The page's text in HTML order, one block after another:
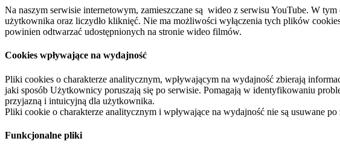
Na naszym serwisie internetowym, zamieszczane są wideo z serwisu YouTube. W
użytkownika oraz liczydło kliknięć. Nie ma możliwości wyłączenia tych plików
powinien odtwarzać udostępnionych na stronie wideo filmów.
Cookies wpływające na wydajność
Pliki cookies o charakterze analitycznym, wpływającym na wydajność zbierają
jaki sposób Użytkownicy poruszają się po serwisie. Pomagają w identyfikowaniu
przyjazną i intuicyjną dla użytkownika.
Pliki cookie o charakterze analitycznym i wpływające na wydajność nie są usuwane
Funkcjonalne pliki